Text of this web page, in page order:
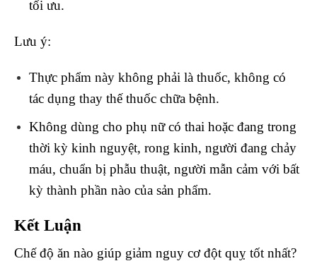
tối ưu.
Lưu ý:
Thực phẩm này không phải là thuốc, không có
tác dụng thay thế thuốc chữa bệnh.
Không dùng cho phụ nữ có thai hoặc đang trong
thời kỳ kinh nguyệt, rong kinh, người đang chảy
máu, chuẩn bị phẫu thuật, người mẫn cảm với bất
kỳ thành phần nào của sản phẩm.
Kết Luận
Chế độ ăn nào giúp giảm nguy cơ đột quỵ tốt nhất?